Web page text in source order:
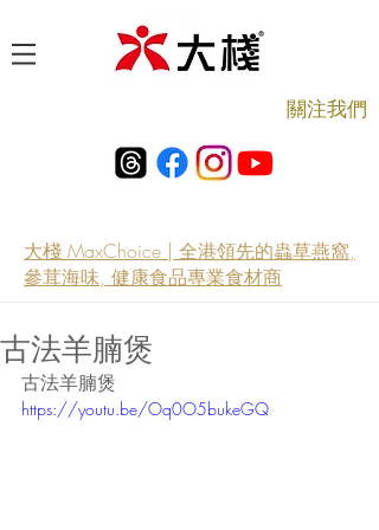
​關注我們
大棧 MaxChoice | 全港領先的蟲草燕窩,
參茸海味, 健康食品專業食材商
古法羊腩煲
古法羊腩煲
https://youtu.be/Oq0O5bukeGQ